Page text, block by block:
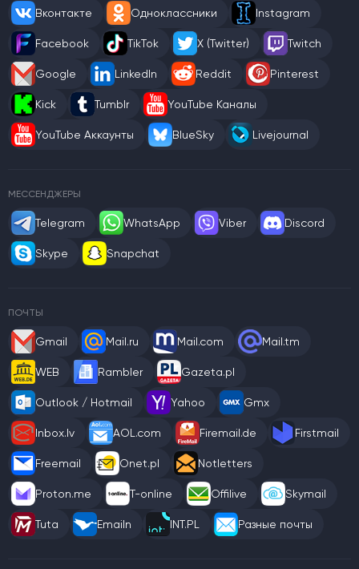
Вконтакте Одноклассники Instagram
Facebook TikTok X (Twitter) Twitch
Google LinkedIn Reddit Pinterest
Kick Tumblr YouTube Каналы
YouTube Аккаунты BlueSky Livejournal
МЕССЕНДЖЕРЫ
Telegram WhatsApp Viber Discord
Skype Snapchat
ПОЧТЫ
Gmail Mail.ru Mail.com Mail.tm
WEB Rambler Gazeta.pl
Outlook / Hotmail Yahoo Gmx
Inbox.lv AOL.com Firemail.de Firstmail
Freemail Onet.pl Notletters
Proton.me T-online Offilive Skymail
Tuta Emailn INT.PL Разные почты